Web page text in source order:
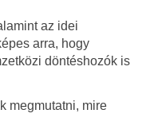
az idei
arra, hogy
döntéshozók is
megmutatni, mire